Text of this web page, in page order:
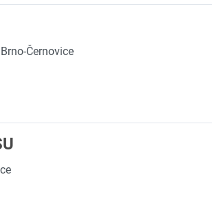
Černovice